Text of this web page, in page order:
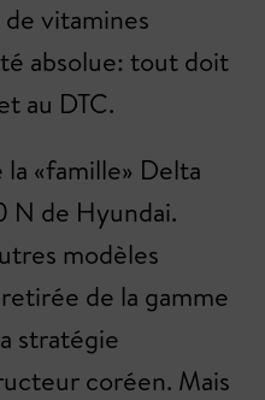
vitamines
absolue: tout doit
au DTC.
«famille» Delta
N de Hyundai.
modèles
de la gamme
stratégie
coréen. Mais